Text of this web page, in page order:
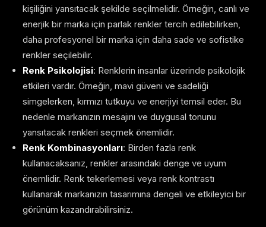
kişiliğini yansıtacak şekilde seçilmelidir. Örneğin, canlı ve
enerjik bir marka için parlak renkler tercih edilebilirken,
daha profesyonel bir marka için daha sade ve sofistike
renkler seçilebilir.
Renk Psikolojisi: Renklerin insanlar üzerinde psikolojik
etkileri vardır. Örneğin, mavi güveni ve sadeliği
simgelerken, kırmızı tutkuyu ve enerjiyi temsil eder. Bu
nedenle markanızın mesajını ve duygusal tonunu
yansıtacak renkleri seçmek önemlidir.
Renk Kombinasyonları: Birden fazla renk
kullanacaksanız, renkler arasındaki denge ve uyum
önemlidir. Renk tekerlemesi veya renk kontrastı
kullanarak markanızın tasarımına dengeli ve etkileyici bir
görünüm kazandırabilirsiniz.